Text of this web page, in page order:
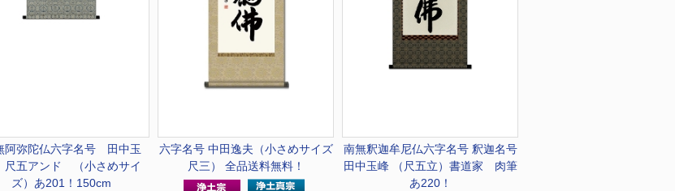
阿弥陀仏六字名号 田中玉
五アンド （小さめサイ
ズ）あ201！150cm
六字名号 中田逸夫（小さめサイズ
尺三） 全品送料無料！
南無釈迦牟尼仏六字名号 釈迦名号
田中玉峰 （尺五立）書道家 肉筆
あ220！